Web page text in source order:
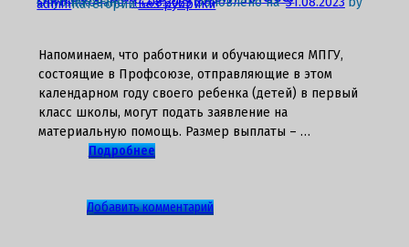
adminКатегории:Без рубрики
Напоминаем, что работники и обучающиеся МПГУ,
состоящие в Профсоюзе, отправляющие в этом
календарном году своего ребенка (детей) в первый
класс школы, могут подать заявление на
материальную помощь. Размер выплаты – …
Подробнее
Добавить комментарийк